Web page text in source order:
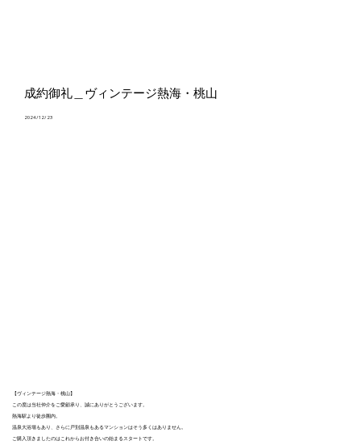
成約御礼＿ヴィンテージ熱海・桃山
2024/12/23
【ヴィンテージ熱海・桃山】
この度は当社仲介をご愛顧承り、誠にありがとうございます。
熱海駅より徒歩圏内。
温泉大浴場もあり、さらに戸別温泉もあるマンションはそう多くはありません。
ご購入頂きましたのはこれからお付き合いの始まるスタートです。